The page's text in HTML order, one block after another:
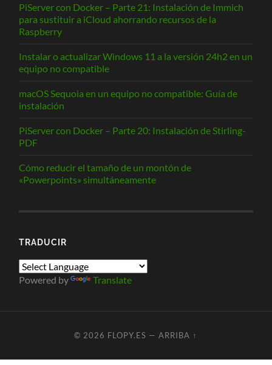
PiServer con Docker – Parte 21: Instalación de Immich
para sustituir a iCloud ahorrando recursos de la
Raspberry
Instalar o actualizar Windows 11 a la versión 24h2 en un
equipo no compatible
macOS Sequoia en un equipo no compatible: Guía de
instalación
PiServer con Docker – Parte 20: Instalación de Stirling-
PDF
Cómo reducir el tamaño de un montón de
«Powerpoints» simultáneamente
TRADUCIR
Powered by Translate
© 2026 FLOPY.ES —ARRIBA ↑